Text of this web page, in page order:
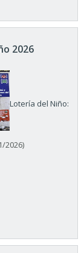
2026
Lotería del Niño:
2026)